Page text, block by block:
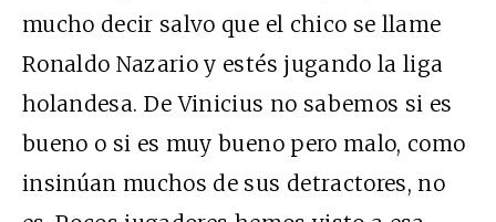
mucho decir salvo que el chico se llame
Ronaldo Nazario y estés jugando la liga
holandesa. De Vinicius no sabemos si es
bueno o si es muy bueno pero malo, como
insinúan muchos de sus detractores, no